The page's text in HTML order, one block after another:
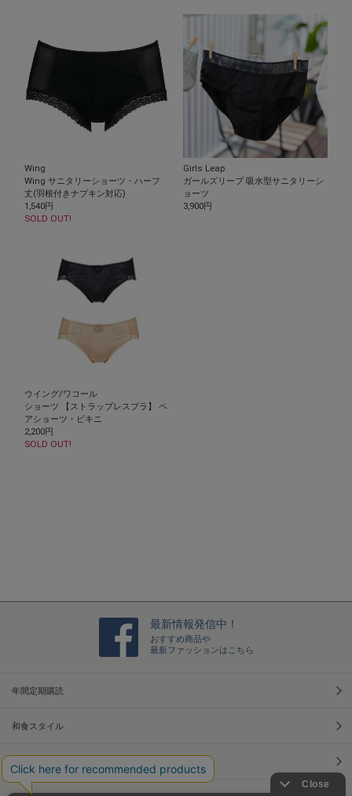
Wing
Wing サニタリーショーツ・ハーフ
丈(羽根付きナプキン対応)
1,540円
SOLD OUT!
Girls Leap
ガールズリープ 吸水型サニタリーシ
ョーツ
3,900円
ウイング/ワコール
ショーツ 【ストラップレスブラ】 ペ
アショーツ・ビキニ
2,200円
SOLD OUT!
最新情報発信中！
おすすめ商品や
最新ファッションはこちら
年間定期購読
和食スタイル